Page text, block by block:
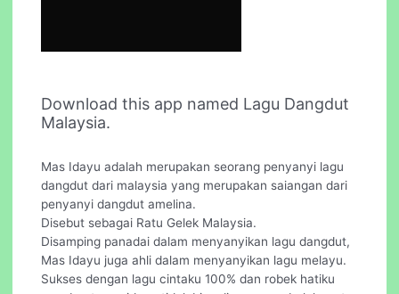
Download this app named Lagu Dangdut
Malaysia.
Mas Idayu adalah merupakan seorang penyanyi lagu
dangdut dari malaysia yang merupakan saiangan dari
penyanyi dangdut amelina.
Disebut sebagai Ratu Gelek Malaysia.
Disamping panadai dalam menyanyikan lagu dangdut,
Mas Idayu juga ahli dalam menyanyikan lagu melayu.
Sukses dengan lagu cintaku 100% dan robek hatiku